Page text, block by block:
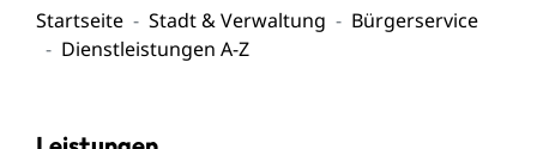
Startseite Stadt & Verwaltung
Bürgerservice
Dienstleistungen A-Z